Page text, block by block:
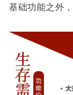
基础功能之外